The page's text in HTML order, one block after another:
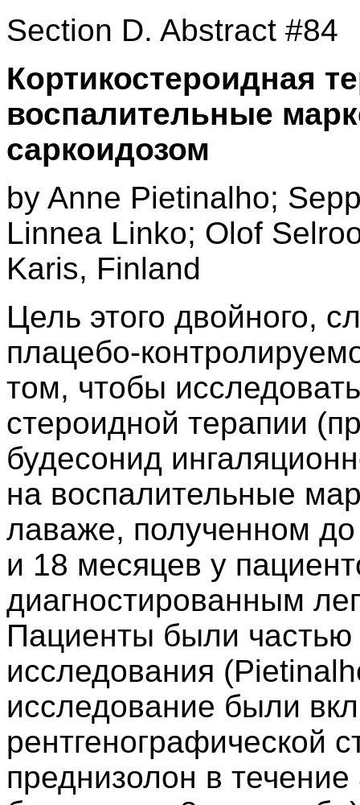
Section D. Abstract #84
Кортикостероидная
воспалительные
саркоидозом
by Anne Pietinalho;
Linnea Linko; Olof
Karis, Finland
Цель этого двойного,
плацебо-
том, чтобы
стероидной терапии
будесонид
на воспалительные
лаваже, полученном
и 18 месяцев у
диагностированным
Пациенты были частью
исследования
исследование были
рентгенографической
преднизолон в